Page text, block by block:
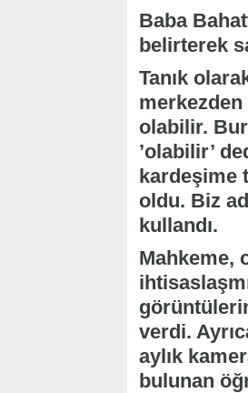
Baba
belirterek
Tanık
olabilir.
’olabilir’
kardeşime
oldu. Biz
kullandı.
Mahkeme,
verdi.
aylık
bulunan